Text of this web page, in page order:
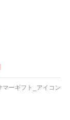
マーギフト_アイコン